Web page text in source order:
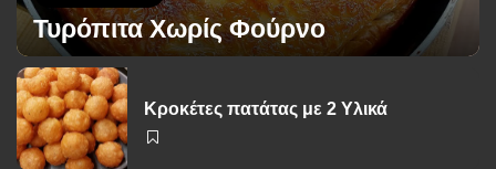
Τυρόπιτα Χωρίς Φούρνο
Posted
by
George Zolis 17 Σεπτεμβρίου 2024
Κροκέτες πατάτας με 2 Υλικά